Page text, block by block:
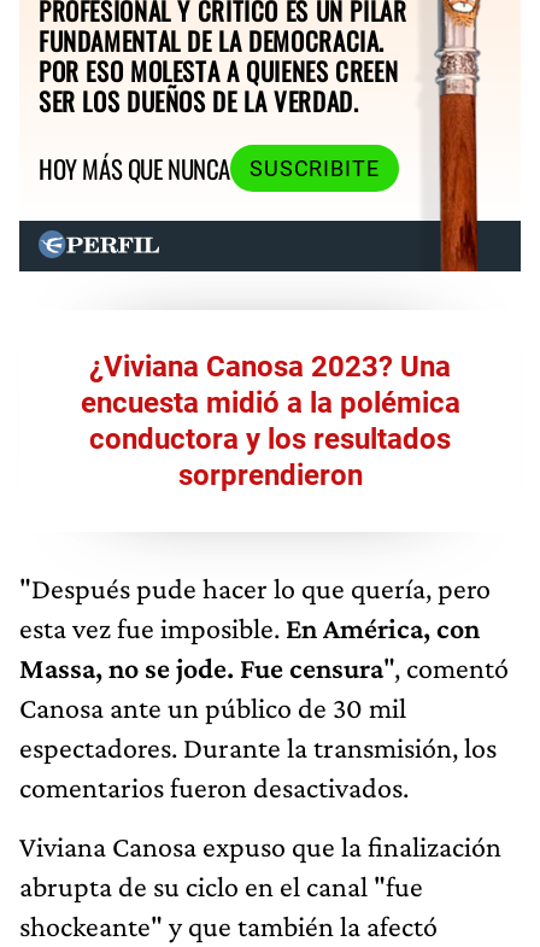
PROFESIONAL Y CRÍTICO ES UN PILAR
FUNDAMENTAL DE LA DEMOCRACIA.
POR ESO MOLESTA A QUIENES CREEN
SER LOS DUEÑOS DE LA VERDAD.
HOY MÁS QUE NUNCA
SUSCRIBITE
¿Viviana Canosa 2023? Una
encuesta midió a la polémica
conductora y los resultados
sorprendieron
"Después pude hacer lo que quería, pero
esta vez fue imposible. En América, con
Massa, no se jode. Fue censura", comentó
Canosa ante un público de 30 mil
espectadores. Durante la transmisión, los
comentarios fueron desactivados.
Viviana Canosa expuso que la finalización
abrupta de su ciclo en el canal "fue
shockeante" y que también la afectó